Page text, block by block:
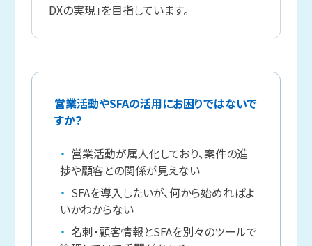
DXの実現」を目指しています。
営業活動やSFAの活用にお困りではないで
すか？
営業活動が属人化しており、案件の進
捗や顧客との関係が見えない
SFAを導入したいが、何から始めればよ
いかわからない
名刺・顧客情報とSFAを別々のツールで